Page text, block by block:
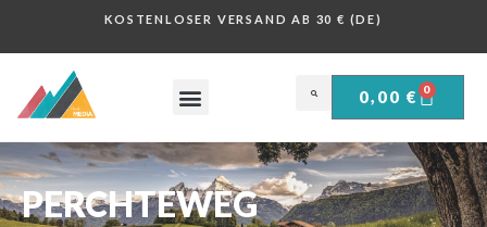
KOSTENLOSER VERSAND AB 30 € (DE)
0,00 € 0
PERCHTEWEG